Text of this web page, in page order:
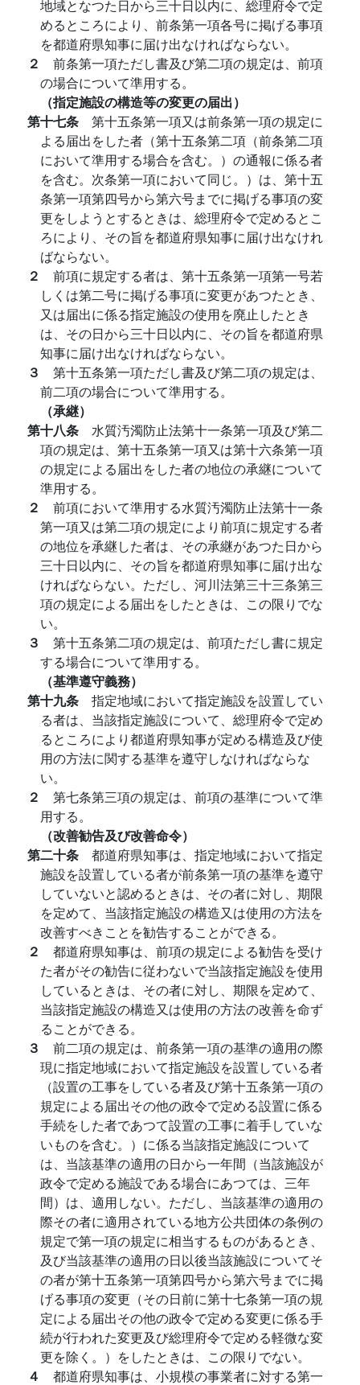
地域となつた日から三十日以内に、総理府令で定
めるところにより、前条第一項各号に掲げる事項
を都道府県知事に届け出なければならない。
２ 前条第一項ただし書及び第二項の規定は、前項
の場合について準用する。
（指定施設の構造等の変更の届出）
第十七条 第十五条第一項又は前条第一項の規定に
よる届出をした者（第十五条第二項（前条第二項
において準用する場合を含む。）の通報に係る者
を含む。次条第一項において同じ。）は、第十五
条第一項第四号から第六号までに掲げる事項の変
更をしようとするときは、総理府令で定めるとこ
ろにより、その旨を都道府県知事に届け出なけれ
ばならない。
２ 前項に規定する者は、第十五条第一項第一号若
しくは第二号に掲げる事項に変更があつたとき、
又は届出に係る指定施設の使用を廃止したとき
は、その日から三十日以内に、その旨を都道府県
知事に届け出なければならない。
３ 第十五条第一項ただし書及び第二項の規定は、
前二項の場合について準用する。
（承継）
第十八条 水質汚濁防止法第十一条第一項及び第二
項の規定は、第十五条第一項又は第十六条第一項
の規定による届出をした者の地位の承継について
準用する。
２ 前項において準用する水質汚濁防止法第十一条
第一項又は第二項の規定により前項に規定する者
の地位を承継した者は、その承継があつた日から
三十日以内に、その旨を都道府県知事に届け出な
ければならない。ただし、河川法第三十三条第三
項の規定による届出をしたときは、この限りでな
い。
３ 第十五条第二項の規定は、前項ただし書に規定
する場合について準用する。
（基準遵守義務）
第十九条 指定地域において指定施設を設置してい
る者は、当該指定施設について、総理府令で定め
るところにより都道府県知事が定める構造及び使
用の方法に関する基準を遵守しなければならな
い。
２ 第七条第三項の規定は、前項の基準について準
用する。
（改善勧告及び改善命令）
第二十条 都道府県知事は、指定地域において指定
施設を設置している者が前条第一項の基準を遵守
していないと認めるときは、その者に対し、期限
を定めて、当該指定施設の構造又は使用の方法を
改善すべきことを勧告することができる。
２ 都道府県知事は、前項の規定による勧告を受け
た者がその勧告に従わないで当該指定施設を使用
しているときは、その者に対し、期限を定めて、
当該指定施設の構造又は使用の方法の改善を命ず
ることができる。
３ 前二項の規定は、前条第一項の基準の適用の際
現に指定地域において指定施設を設置している者
（設置の工事をしている者及び第十五条第一項の
規定による届出その他の政令で定める設置に係る
手続をした者であつて設置の工事に着手していな
いものを含む。）に係る当該指定施設について
は、当該基準の適用の日から一年間（当該施設が
政令で定める施設である場合にあつては、三年
間）は、適用しない。ただし、当該基準の適用の
際その者に適用されている地方公共団体の条例の
規定で第一項の規定に相当するものがあるとき、
及び当該基準の適用の日以後当該施設についてそ
の者が第十五条第一項第四号から第六号までに掲
げる事項の変更（その日前に第十七条第一項の規
定による届出その他の政令で定める変更に係る手
続が行われた変更及び総理府令で定める軽微な変
更を除く。）をしたときは、この限りでない。
４ 都道府県知事は、小規模の事業者に対する第一